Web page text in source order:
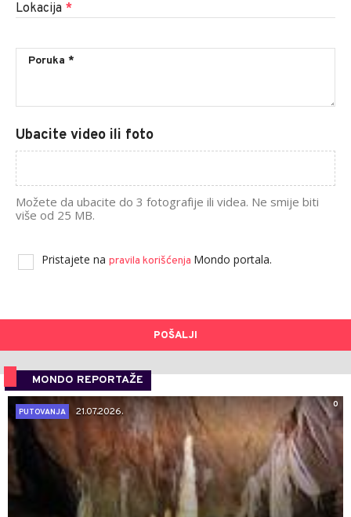
Lokacija *
Ubacite video ili foto
Možete da ubacite do 3 fotografije ili videa. Ne smije biti
više od 25 MB.
Pristajete na pravila korišćenja Mondo portala.
POŠALJI
MONDO REPORTAŽE
0
PUTOVANJA
21.07.2026.